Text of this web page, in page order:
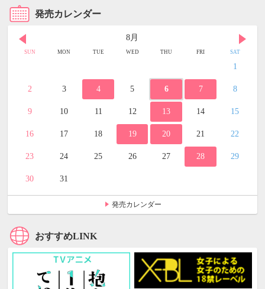
発売カレンダー
8月
SUN MON TUE WED THU FRI SAT
1
2 3 4 5 6 7 8
9 10 11 12 13 14 15
16 17 18 19 20 21 22
23 24 25 26 27 28 29
30 31
発売カレンダー
おすすめLINK